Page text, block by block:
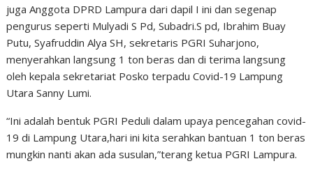
juga Anggota DPRD Lampura dari dapil I ini dan segenap
pengurus seperti Mulyadi S Pd, Subadri.S pd, Ibrahim Buay
Putu, Syafruddin Alya SH, sekretaris PGRI Suharjono,
menyerahkan langsung 1 ton beras dan di terima langsung
oleh kepala sekretariat Posko terpadu Covid-19 Lampung
Utara Sanny Lumi.
“Ini adalah bentuk PGRI Peduli dalam upaya pencegahan covid-
19 di Lampung Utara,hari ini kita serahkan bantuan 1 ton beras
mungkin nanti akan ada susulan,”terang ketua PGRI Lampura.